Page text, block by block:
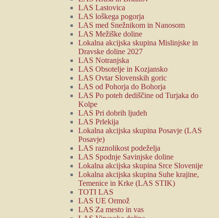
LAS Lastovica
LAS loškega pogorja
LAS med Snežnikom in Nanosom
LAS Mežiške doline
Lokalna akcijska skupina Mislinjske in
Dravske doline 2027
LAS Notranjska
LAS Obsotelje in Kozjansko
LAS Ovtar Slovenskih goric
LAS od Pohorja do Bohorja
LAS Po poteh dediščine od Turjaka do
Kolpe
LAS Pri dobrih ljudeh
LAS Prlekija
Lokalna akcijska skupina Posavje (LAS
Posavje)
LAS raznolikost podeželja
LAS Spodnje Savinjske doline
Lokalna akcijska skupina Srce Slovenije
Lokalna akcijska skupina Suhe krajine,
Temenice in Krke (LAS STIK)
TOTI LAS
LAS UE Ormož
LAS Za mesto in vas